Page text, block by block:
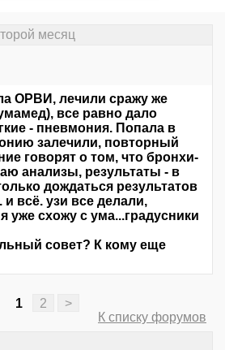
месяц
ОРВИ, лечили сражу же
все равно дало
- пневмония. Попала в
залечили, повторный
говорят о том, что бронхи-
анализы, результаты - в
дождаться результатов
и всё. узи все делали,
уже схожу с ума...градусники
совет? К кому еще
1
2
>
К списку форумов